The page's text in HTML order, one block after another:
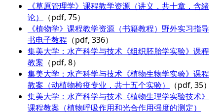
《草原管理学》课程教学资源（讲义，共十章，含绪
论）
（pdf, 75）
《植物学》课程教学资源（书籍教程）野外实习指导
书电子教程 （pdf, 336）
集美大学：水产科学与技术《组织胚胎学实验》课程
教案 （pdf, 8）
集美大学：水产科学与技术《植物生物学实验》课程
教案（动植物检疫专业，共十五个实验）
（pdf, 35）
集美大学：水产科学与技术《植物生理学实验技术》
课程教案（植物呼吸作用和光合作用强度的测定）